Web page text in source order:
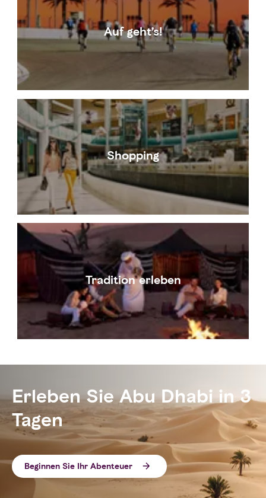
Auf geht’s!
Shopping
Tradition erleben
Erleben Sie Abu Dhabi in 3
Tagen
Beginnen Sie Ihr Abenteuer